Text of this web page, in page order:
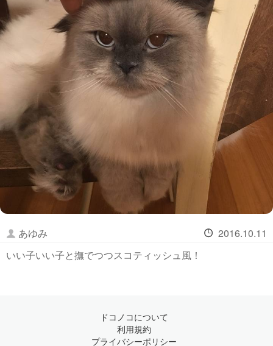
あゆみ
2016.10.11
いい子いい子と撫でつつスコティッシュ風！
ドコノコについて
利用規約
プライバシーポリシー